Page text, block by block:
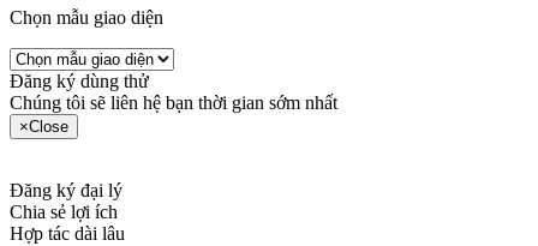
Chọn mẫu giao diện
Đăng ký dùng thử
Chúng tôi sẽ liên hệ bạn thời gian sớm nhất
×Close
Đăng ký đại lý
Chia sẻ lợi ích
Hợp tác dài lâu